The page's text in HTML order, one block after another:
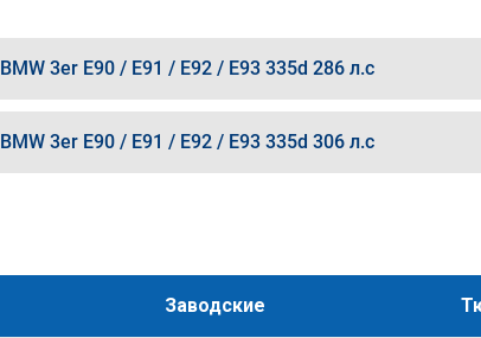
BMW 3er E90 / E91 / E92 / E93 335d 286 л.с
BMW 3er E90 / E91 / E92 / E93 335d 306 л.с
Заводские